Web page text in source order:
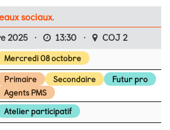
sociaux.
2025 · 13:30 · COJ 2
Mercredi 08 octobre
Primaire Secondaire
Futur pro
Agents PMS
Atelier participatif